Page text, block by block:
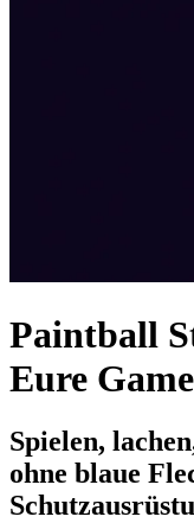
Paintball
Eure
Spielen,
ohne blaue